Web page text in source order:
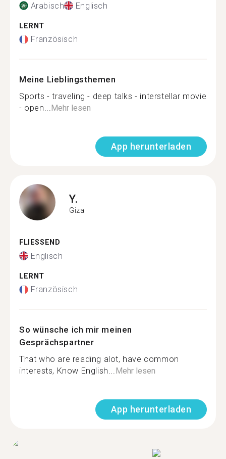
Arabisch Englisch
LERNT
Französisch
Meine Lieblingsthemen
Sports - traveling - deep talks - interstellar movie
- open...Mehr lesen
App herunterladen
Y.
Giza
FLIESSEND
Englisch
LERNT
Französisch
So wünsche ich mir meinen
Gesprächspartner
That who are reading alot, have common
interests, Know English...Mehr lesen
App herunterladen